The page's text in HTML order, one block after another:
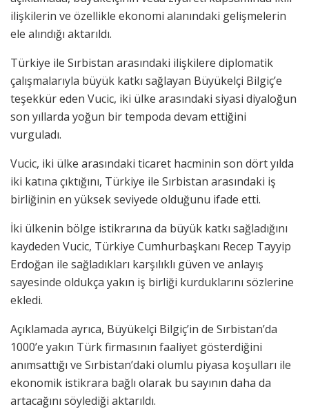
ilişkilerin ve özellikle ekonomi alanındaki gelişmelerin
ele alındığı aktarıldı.
Türkiye ile Sırbistan arasındaki ilişkilere diplomatik
çalışmalarıyla büyük katkı sağlayan Büyükelçi Bilgiç’e
teşekkür eden Vucic, iki ülke arasındaki siyasi diyaloğun
son yıllarda yoğun bir tempoda devam ettiğini
vurguladı.
Vucic, iki ülke arasındaki ticaret hacminin son dört yılda
iki katına çıktığını, Türkiye ile Sırbistan arasındaki iş
birliğinin en yüksek seviyede olduğunu ifade etti.
İki ülkenin bölge istikrarına da büyük katkı sağladığını
kaydeden Vucic, Türkiye Cumhurbaşkanı Recep Tayyip
Erdoğan ile sağladıkları karşılıklı güven ve anlayış
sayesinde oldukça yakın iş birliği kurduklarını sözlerine
ekledi.
Açıklamada ayrıca, Büyükelçi Bilgiç’in de Sırbistan’da
1000’e yakın Türk firmasının faaliyet gösterdiğini
anımsattığı ve Sırbistan’daki olumlu piyasa koşulları ile
ekonomik istikrara bağlı olarak bu sayının daha da
artacağını söylediği aktarıldı.